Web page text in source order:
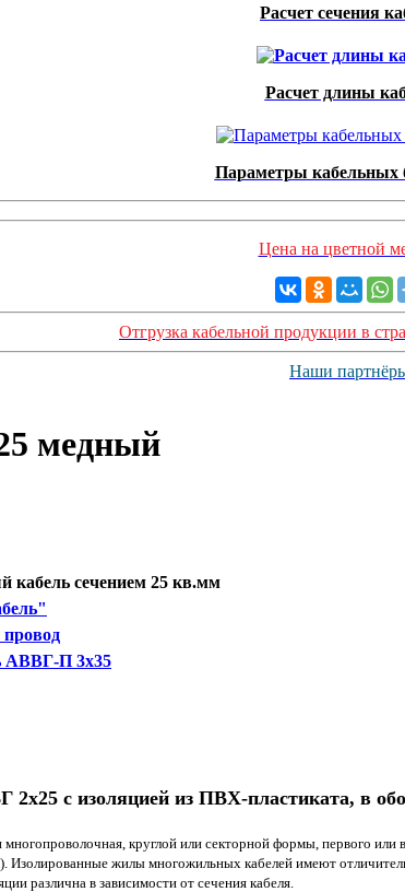
Расчет сечения
Расчет длины
Параметры кабельных
Цена на цветной
Отгрузка кабельной продукции в
Наши
медный
кабель сечением 25 кв.мм
провод
АВВГ-П 3х35
2х25 с изоляцией из ПВХ-пластиката, в
круглой или секторной формы, первого или
Изолированные жилы многожильных кабелей имеют
различна в зависимости от сечения кабеля.